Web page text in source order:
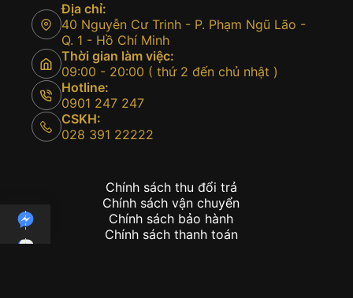
Địa chỉ:
40 Nguyễn Cư Trinh - P. Phạm Ngũ Lão -
Q. 1 - Hồ Chí Minh
Thời gian làm việc:
09:00 - 20:00 ( thứ 2 đến chủ nhật )
Hotline:
0901 247 247
CSKH:
028 391 22222
Chính sách thu đổi trả
Chính sách vận chuyển
Chính sách bảo hành
Chính sách thanh toán